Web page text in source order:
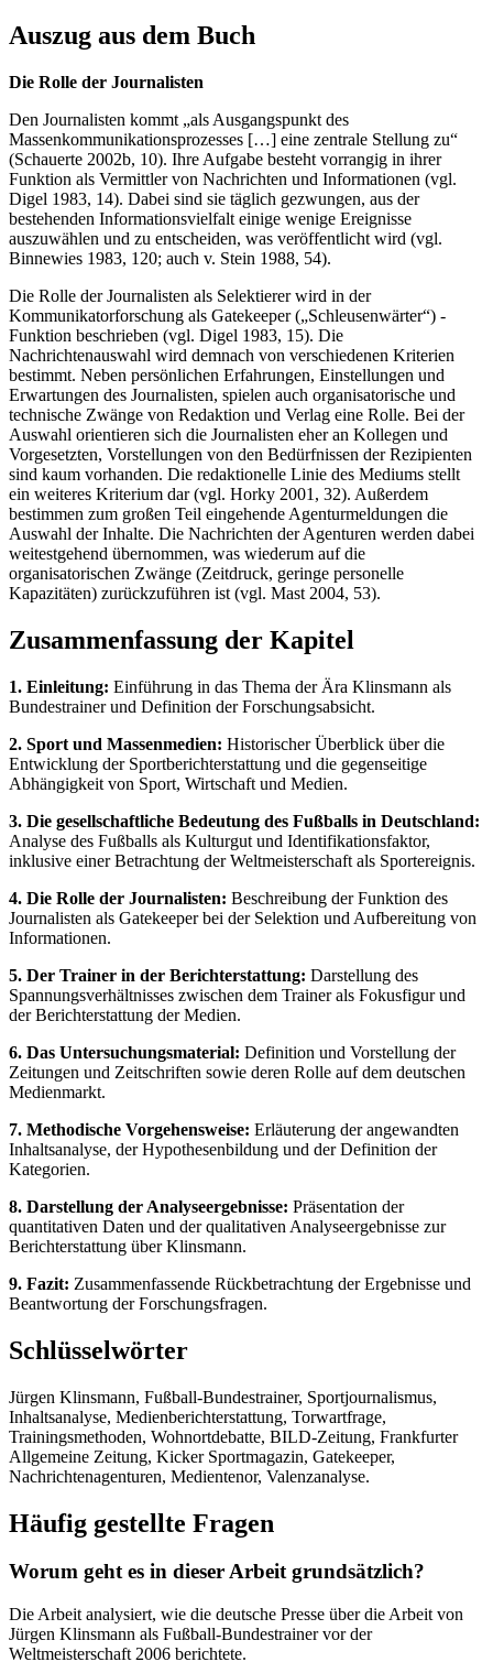
Auszug aus dem Buch
Die Rolle der Journalisten
Den Journalisten kommt „als Ausgangspunkt des
Massenkommunikationsprozesses […] eine zentrale Stellung zu“
(Schauerte 2002b, 10). Ihre Aufgabe besteht vorrangig in ihrer
Funktion als Vermittler von Nachrichten und Informationen (vgl.
Digel 1983, 14). Dabei sind sie täglich gezwungen, aus der
bestehenden Informationsvielfalt einige wenige Ereignisse
auszuwählen und zu entscheiden, was veröffentlicht wird (vgl.
Binnewies 1983, 120; auch v. Stein 1988, 54).
Die Rolle der Journalisten als Selektierer wird in der
Kommunikatorforschung als Gatekeeper („Schleusenwärter“) -
Funktion beschrieben (vgl. Digel 1983, 15). Die
Nachrichtenauswahl wird demnach von verschiedenen Kriterien
bestimmt. Neben persönlichen Erfahrungen, Einstellungen und
Erwartungen des Journalisten, spielen auch organisatorische und
technische Zwänge von Redaktion und Verlag eine Rolle. Bei der
Auswahl orientieren sich die Journalisten eher an Kollegen und
Vorgesetzten, Vorstellungen von den Bedürfnissen der Rezipienten
sind kaum vorhanden. Die redaktionelle Linie des Mediums stellt
ein weiteres Kriterium dar (vgl. Horky 2001, 32). Außerdem
bestimmen zum großen Teil eingehende Agenturmeldungen die
Auswahl der Inhalte. Die Nachrichten der Agenturen werden dabei
weitestgehend übernommen, was wiederum auf die
organisatorischen Zwänge (Zeitdruck, geringe personelle
Kapazitäten) zurückzuführen ist (vgl. Mast 2004, 53).
Zusammenfassung der Kapitel
1. Einleitung: Einführung in das Thema der Ära Klinsmann als
Bundestrainer und Definition der Forschungsabsicht.
2. Sport und Massenmedien: Historischer Überblick über die
Entwicklung der Sportberichterstattung und die gegenseitige
Abhängigkeit von Sport, Wirtschaft und Medien.
3. Die gesellschaftliche Bedeutung des Fußballs in Deutschland:
Analyse des Fußballs als Kulturgut und Identifikationsfaktor,
inklusive einer Betrachtung der Weltmeisterschaft als Sportereignis.
4. Die Rolle der Journalisten: Beschreibung der Funktion des
Journalisten als Gatekeeper bei der Selektion und Aufbereitung von
Informationen.
5. Der Trainer in der Berichterstattung: Darstellung des
Spannungsverhältnisses zwischen dem Trainer als Fokusfigur und
der Berichterstattung der Medien.
6. Das Untersuchungsmaterial: Definition und Vorstellung der
Zeitungen und Zeitschriften sowie deren Rolle auf dem deutschen
Medienmarkt.
7. Methodische Vorgehensweise: Erläuterung der angewandten
Inhaltsanalyse, der Hypothesenbildung und der Definition der
Kategorien.
8. Darstellung der Analyseergebnisse: Präsentation der
quantitativen Daten und der qualitativen Analyseergebnisse zur
Berichterstattung über Klinsmann.
9. Fazit: Zusammenfassende Rückbetrachtung der Ergebnisse und
Beantwortung der Forschungsfragen.
Schlüsselwörter
Jürgen Klinsmann, Fußball-Bundestrainer, Sportjournalismus,
Inhaltsanalyse, Medienberichterstattung, Torwartfrage,
Trainingsmethoden, Wohnortdebatte, BILD-Zeitung, Frankfurter
Allgemeine Zeitung, Kicker Sportmagazin, Gatekeeper,
Nachrichtenagenturen, Medientenor, Valenzanalyse.
Häufig gestellte Fragen
Worum geht es in dieser Arbeit grundsätzlich?
Die Arbeit analysiert, wie die deutsche Presse über die Arbeit von
Jürgen Klinsmann als Fußball-Bundestrainer vor der
Weltmeisterschaft 2006 berichtete.